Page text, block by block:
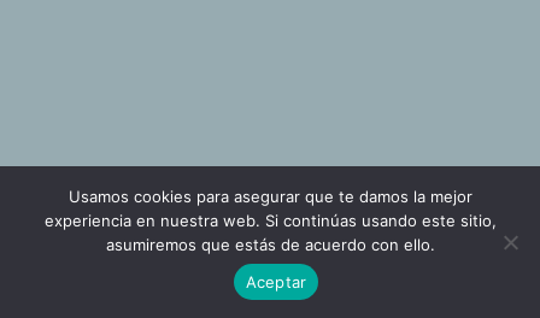
Usamos cookies para asegurar que te damos la mejor
experiencia en nuestra web. Si continúas usando este sitio,
asumiremos que estás de acuerdo con ello.
Aceptar